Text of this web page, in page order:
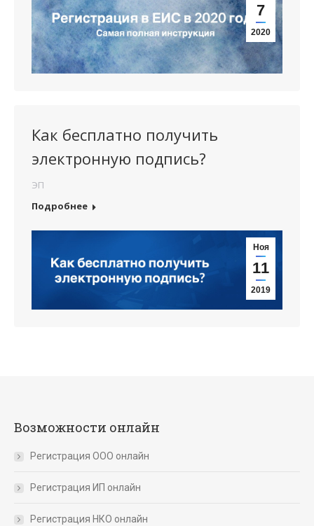
7
2020
Как бесплатно получить
электронную подпись?
ЭП
Подробнее
Ноя
11
2019
Возможности онлайн
Регистрация ООО онлайн
Регистрация ИП онлайн
Регистрация НКО онлайн